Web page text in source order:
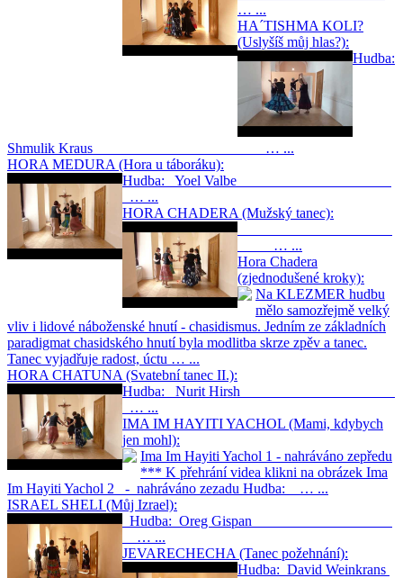
… ...
HA´TISHMA KOLI?
(Uslyšíš můj hlas?):
Hudba:
Shmulik Kraus … ...
HORA MEDURA (Hora u táboráku):
Hudba: Yoel Valbe
… ...
HORA CHADERA (Mužský tanec):
… ...
Hora Chadera
(zjednodušené kroky):
Na KLEZMER hudbu
mělo samozřejmě velký
vliv i lidové náboženské hnutí - chasidismus. Jedním ze základních
paradigmat chasidského hnutí byla modlitba skrze zpěv a tanec.
Tanec vyjadřuje radost, úctu … ...
HORA CHATUNA (Svatební tanec II.):
Hudba: Nurit Hirsh
… ...
IMA IM HAYITI YACHOL (Mami, kdybych
jen mohl):
Ima Im Hayiti Yachol 1 - nahráváno zepředu
*** K přehrání videa klikni na obrázek Ima
Im Hayiti Yachol 2 - nahráváno zezadu Hudba: … ...
ISRAEL SHELI (Můj Izrael):
Hudba: Oreg Gispan
… ...
JEVARECHECHA (Tanec požehnání):
Hudba: David Weinkrans